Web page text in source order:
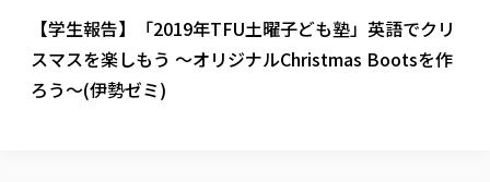
各種方針
校歌の歴史
校章・マーク・カラー
カリキュラム編成ガイドライン
本学のシラバスについて
一般事業主行動計画
寄附行為
ガバナンス・コード
福祉行政学科
教育学部
教育学科
健康科学部
健康科学部
産業福祉マネジメント学科
進学相談会
就職状況
取得可能な資格・免許
課外活動 TOP
体育会・運動サークル紹介
国際交流
社会連携・研究
【学生報告】「2019年TFU土曜子ども塾」英語でクリ
スマスを楽しもう ～オリジナルChristmas Bootsを作
ろう～(伊勢ゼミ)